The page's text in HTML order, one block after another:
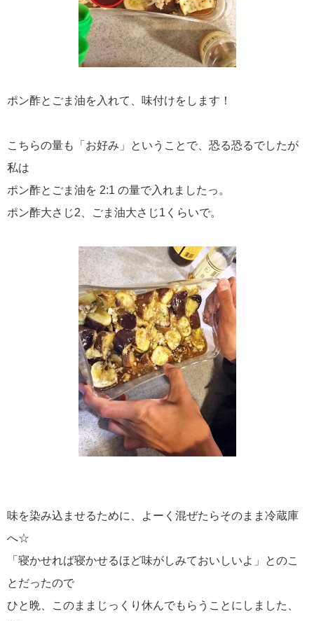
ポン酢とごま油を入れて、味付けをします！
こちらの量も「お好み」ということで、恐る恐るでしたが
私は
ポン酢とごま油を 2:1 の量で入れましたっ。
ポン酢大さじ2、ごま油大さじ1くらいで。
味を染み込ませるために、よーく混ぜたらそのまま冷蔵庫
へ☆
「寝かせれば寝かせるほど味がしみておいしいよ」とのこ
とだったので
ひと晩、このままじっくり休んでもらうことにしました、